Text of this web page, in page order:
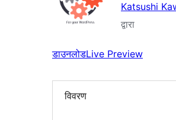
Katsushi
द्वारा
डाउनलोडLive Preview
विवरण